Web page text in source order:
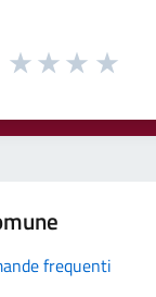
frequenti